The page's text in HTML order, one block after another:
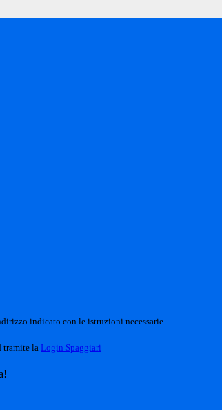
indicato con le istruzioni necessarie.
tramite la Login Spaggiari